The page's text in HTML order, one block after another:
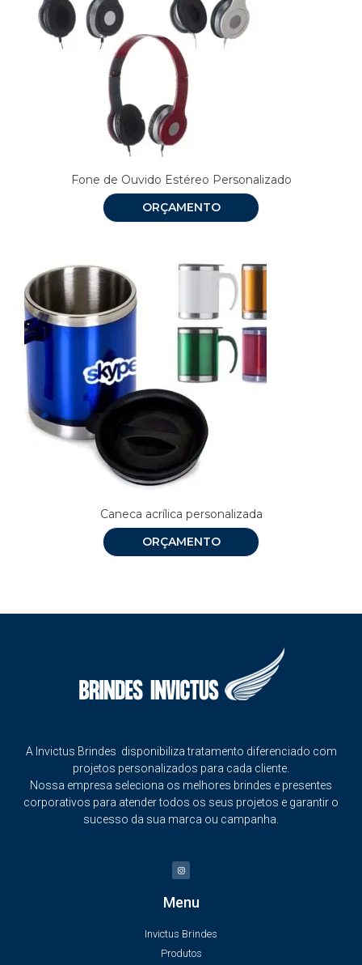
Fone de Ouvido Estéreo Personalizado
ORÇAMENTO
Caneca acrílica personalizada
ORÇAMENTO
A Invictus Brindes disponibiliza tratamento diferenciado com
projetos personalizados para cada cliente.
Nossa empresa seleciona os melhores brindes e presentes
corporativos para atender todos os seus projetos e garantir o
sucesso da sua marca ou campanha.
Menu
Invictus Brindes
Produtos